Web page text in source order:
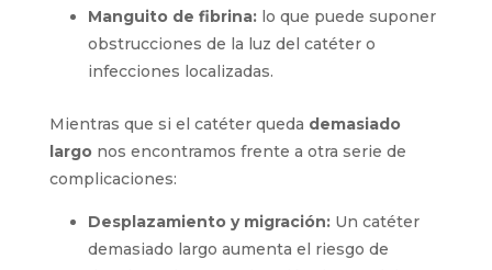
posición en la vena cava superior,
aumenta el riesgo de daño a las paredes
vasculares. Esto podría provocar irritación,
vascular.
Malfuncionamiento del catéter.
Manguito de fibrina:
catéter o infecciones localizadas.